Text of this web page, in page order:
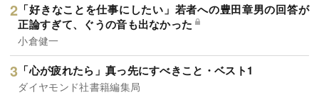
「好きなことを仕事にしたい」若者への豊田章男の回答が
正論すぎて、ぐうの音も出なかった
小倉健一
「心が疲れたら」真っ先にすべきこと・ベスト1
ダイヤモンド社書籍編集局